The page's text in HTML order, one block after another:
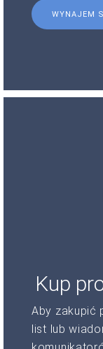
WYNAJEM
Kup
Aby zakupić
list lub